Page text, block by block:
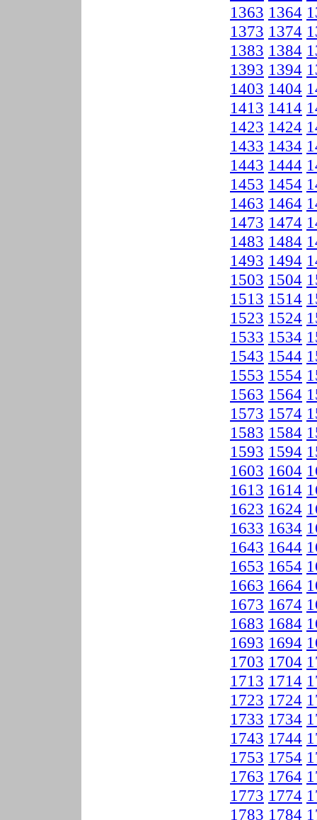
1363 1364
1373 1374
1383 1384
1393 1394
1403 1404
1413 1414
1423 1424
1433 1434
1443 1444
1453 1454
1463 1464
1473 1474
1483 1484
1493 1494
1503 1504
1513 1514
1523 1524
1533 1534
1543 1544
1553 1554
1563 1564
1573 1574
1583 1584
1593 1594
1603 1604
1613 1614
1623 1624
1633 1634
1643 1644
1653 1654
1663 1664
1673 1674
1683 1684
1693 1694
1703 1704
1713 1714
1723 1724
1733 1734
1743 1744
1753 1754
1763 1764
1773 1774
1783 1784